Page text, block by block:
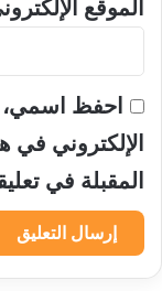
الموقع
احفظ اسمي،
الإلكتروني في
المقبلة في